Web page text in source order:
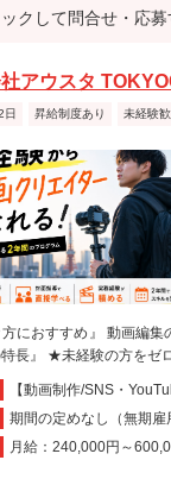
クして問合せ・応募
アウスタ
日 昇給制度あり 未経験
方におすすめ』 動画編
特長』 ★未経験の方をゼ
【動画制作/SNS・
期間の定めなし（無期雇
月給：240,000円～